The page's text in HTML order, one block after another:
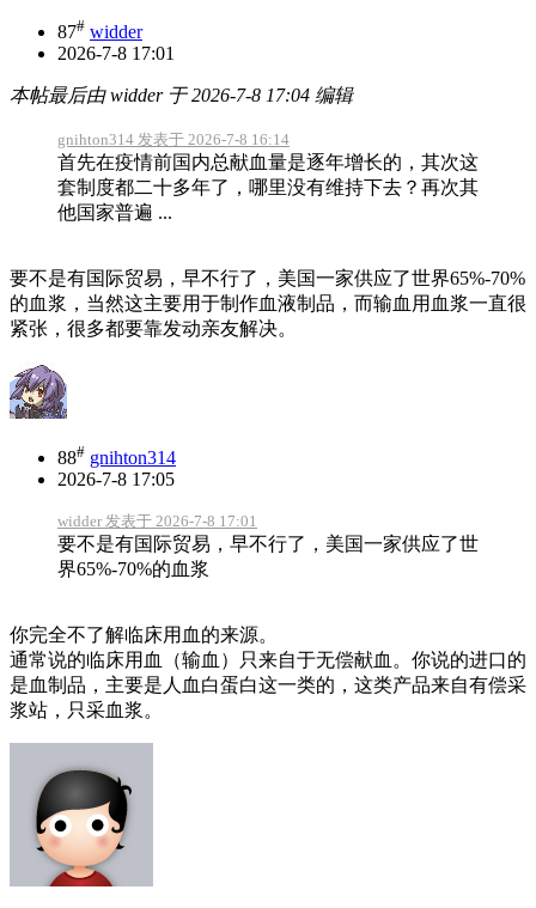
87# widder
2026-7-8 17:01
本帖最后由 widder 于 2026-7-8 17:04 编辑
gnihton314 发表于 2026-7-8 16:14
首先在疫情前国内总献血量是逐年增长的，其次这
套制度都二十多年了，哪里没有维持下去？再次其
他国家普遍 ...
要不是有国际贸易，早不行了，美国一家供应了世界65%-70%
的血浆，当然这主要用于制作血液制品，而输血用血浆一直很
紧张，很多都要靠发动亲友解决。
88# gnihton314
2026-7-8 17:05
widder 发表于 2026-7-8 17:01
要不是有国际贸易，早不行了，美国一家供应了世
界65%-70%的血浆
你完全不了解临床用血的来源。
通常说的临床用血（输血）只来自于无偿献血。你说的进口的
是血制品，主要是人血白蛋白这一类的，这类产品来自有偿采
浆站，只采血浆。